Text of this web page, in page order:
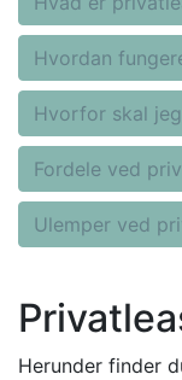
Hvordan
Hvorfor skal
Fordele ved
Ulemper ved
Herunder finder